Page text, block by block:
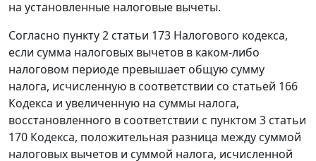
на установленные налоговые вычеты.
Согласно пункту 2 статьи 173 Налогового кодекса,
если сумма налоговых вычетов в каком-либо
налоговом периоде превышает общую сумму
налога, исчисленную в соответствии со статьей 166
Кодекса и увеличенную на суммы налога,
восстановленного в соответствии с пунктом 3 статьи
170 Кодекса, положительная разница между суммой
налоговых вычетов и суммой налога, исчисленной